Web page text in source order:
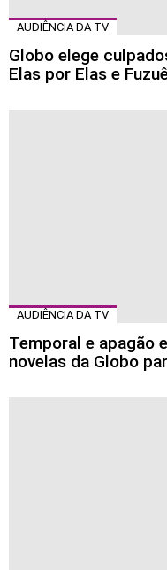
AUDIÊNCIA DA TV
Globo elege
Elas por Elas e
AUDIÊNCIA DA TV
Temporal e apagão
novelas da Globo